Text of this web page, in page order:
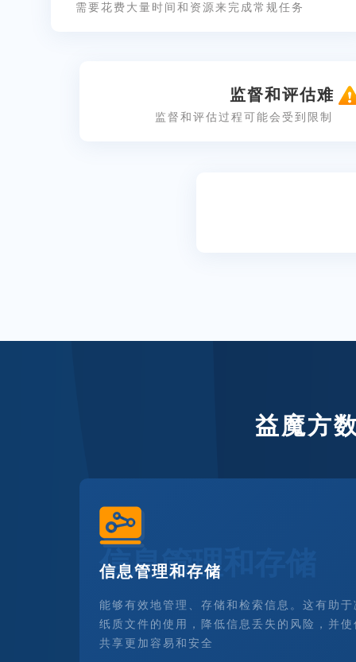
需要花费大量时间和资源来完成常规任务
监督和评估难
监督和评估过程可能会受到限制
益魔方
信息管理和存储
信息管理和存储
能够有效地管理、存储和检索信息。这有助于
纸质文件的使用，降低信息丢失的风险，并使
共享更加容易和安全